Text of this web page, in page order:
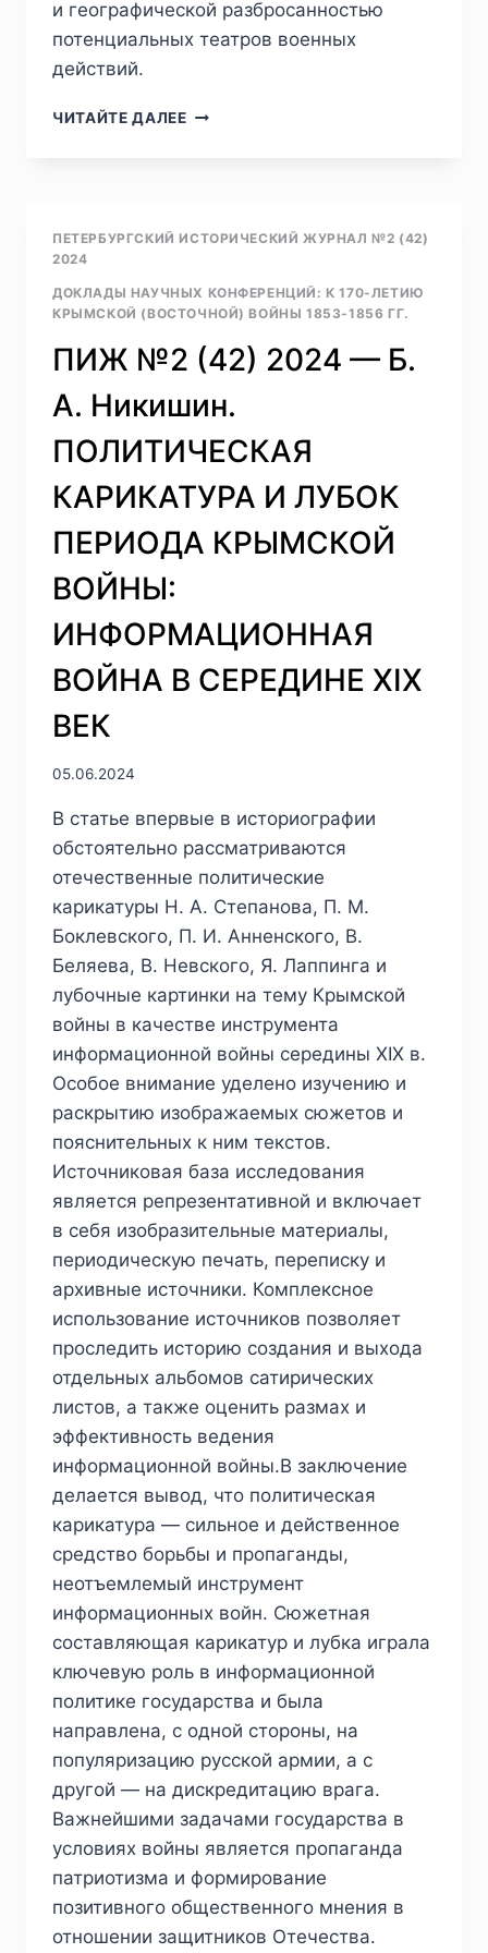
и географической разбросанностью
потенциальных театров военных
действий.
ЧИТАЙТЕ ДАЛЕЕПИЖ
«КАТАСТРОФА»
ИЛИ
НОВЕЙШАЯ
КРЫМСКОЙ
ПЕТЕРБУРГСКИЙ ИСТОРИЧЕСКИЙ ЖУРНАЛ №2 (42)
2024
ДОКЛАДЫ НАУЧНЫХ КОНФЕРЕНЦИЙ: К 170-ЛЕТИЮ
КРЫМСКОЙ (ВОСТОЧНОЙ) ВОЙНЫ 1853-1856 ГГ.
ПИЖ №2 (42) 2024 — Б.
А. Никишин.
ПОЛИТИЧЕСКАЯ
КАРИКАТУРА И ЛУБОК
ПЕРИОДА КРЫМСКОЙ
ВОЙНЫ:
ИНФОРМАЦИОННАЯ
ВОЙНА В СЕРЕДИНЕ XIX
ВЕК
05.06.2024
В статье впервые в историографии
обстоятельно рассматриваются
отечественные политические
карикатуры Н. А. Степанова, П. М.
Боклевского, П. И. Анненского, В.
Беляева, В. Невского, Я. Лаппинга и
лубочные картинки на тему Крымской
войны в качестве инструмента
информационной войны середины XIX в.
Особое внимание уделено изучению и
раскрытию изображаемых сюжетов и
пояснительных к ним текстов.
Источниковая база исследования
является репрезентативной и включает
в себя изобразительные материалы,
периодическую печать, переписку и
архивные источники. Комплексное
использование источников позволяет
проследить историю создания и выхода
отдельных альбомов сатирических
листов, а также оценить размах и
эффективность ведения
информационной войны.В заключение
делается вывод, что политическая
карикатура — сильное и действенное
средство борьбы и пропаганды,
неотъемлемый инструмент
информационных войн. Сюжетная
составляющая карикатур и лубка играла
ключевую роль в информационной
политике государства и была
направлена, с одной стороны, на
популяризацию русской армии, а с
другой — на дискредитацию врага.
Важнейшими задачами государства в
условиях войны является пропаганда
патриотизма и формирование
позитивного общественного мнения в
отношении защитников Отечества.